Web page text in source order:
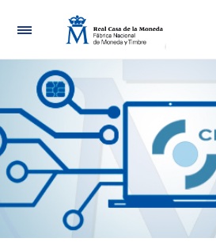
Navigation
Show/Hide
Show/Hide